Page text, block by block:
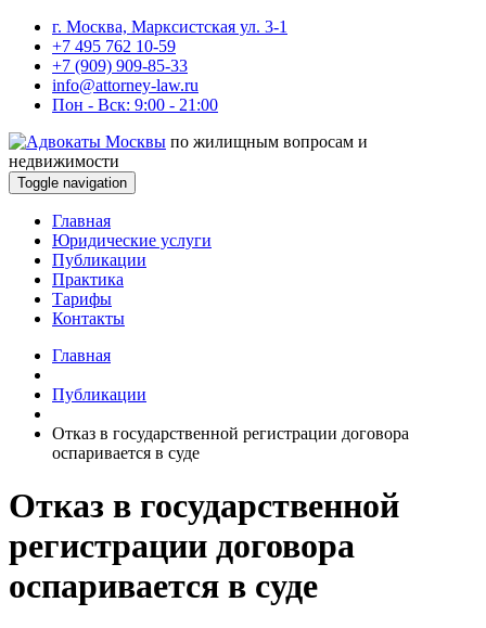
г. Москва, Марксистская ул. 3-1
+7 495 762 10-59
+7 (909) 909-85-33
info@attorney-law.ru
Пон - Вск: 9:00 - 21:00
по жилищным вопросам и
недвижимости
Toggle navigation
Главная
Юридические услуги
Публикации
Практика
Тарифы
Контакты
Главная
Публикации
Отказ в государственной регистрации договора
оспаривается в суде
Отказ в государственной
регистрации договора
оспаривается в суде